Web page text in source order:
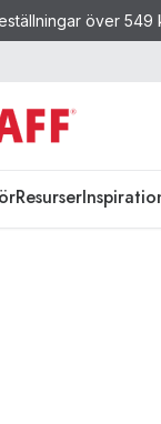
över 549
Resurser